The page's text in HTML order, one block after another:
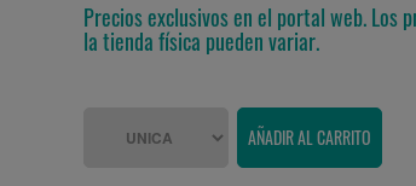
Precios exclusivos en el portal web. Los
la tienda física pueden variar.